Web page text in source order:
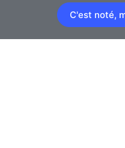
PRO l'utilise afin deC'est noté,